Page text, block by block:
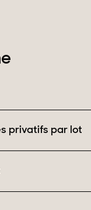
privatifs par lot